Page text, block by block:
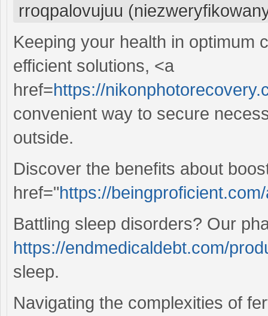
rroqpalovujuu
Keeping your health in optimum
efficient solutions, <a
href=https://
convenient way to secure
outside.
Discover the benefits about
href="https://
Battling sleep disorders? Our
https://endmedicaldebt.com/
sleep.
Navigating the complexities of